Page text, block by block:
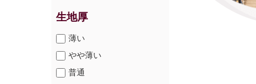
生地厚
薄い
やや薄い
普通